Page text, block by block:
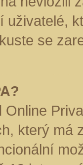
uživatelé,
se
Online
který má